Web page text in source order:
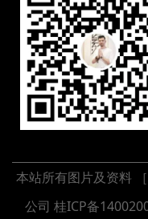
本站所有图片及资料
公司 桂ICP备